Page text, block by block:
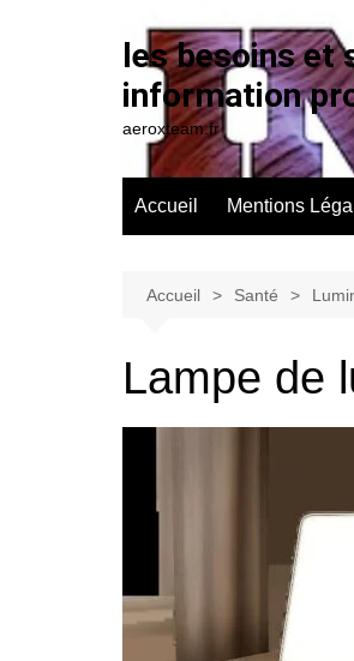
les besoins et
information
aeroxteam.fr
Accueil Mentions
Accueil Santé
Lampe de